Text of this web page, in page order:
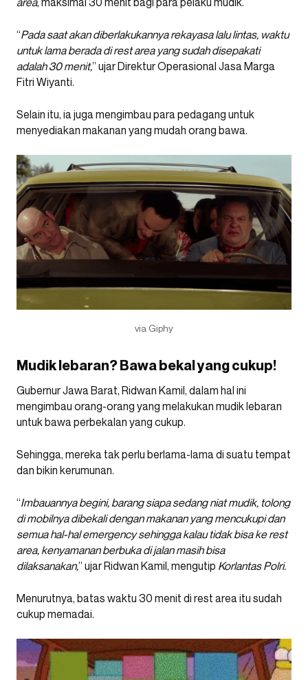
“Pada saat akan diberlakukannya rekayasa lalu lintas, waktu
untuk lama berada di rest area yang sudah disepakati
adalah 30 menit,” ujar Direktur Operasional Jasa Marga
Fitri Wiyanti.
Selain itu, ia juga mengimbau para pedagang untuk
menyediakan makanan yang mudah orang bawa.
via Giphy
Mudik lebaran? Bawa bekal yang cukup!
Gubernur Jawa Barat, Ridwan Kamil, dalam hal ini
mengimbau orang-orang yang melakukan mudik lebaran
untuk bawa perbekalan yang cukup.
Sehingga, mereka tak perlu berlama-lama di suatu tempat
dan bikin kerumunan.
“Imbauannya begini, barang siapa sedang niat mudik, tolong
di mobilnya dibekali dengan makanan yang mencukupi dan
semua hal-hal emergency sehingga kalau tidak bisa ke rest
area, kenyamanan berbuka di jalan masih bisa
dilaksanakan,” ujar Ridwan Kamil, mengutip Korlantas Polri.
Menurutnya, batas waktu 30 menit di rest area itu sudah
cukup memadai.